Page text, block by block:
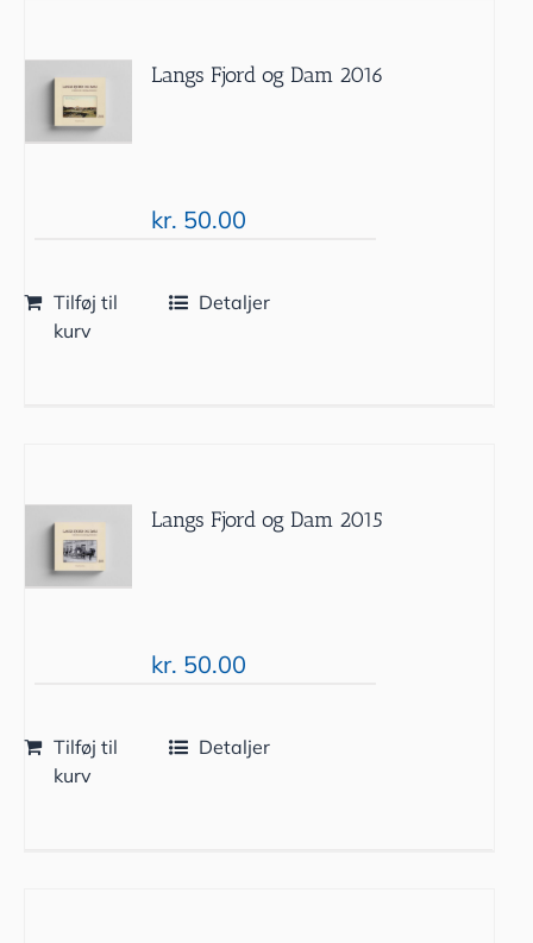
Langs Fjord og Dam 2016
kr. 50.00
Tilføj til
kurv
Detaljer
Langs Fjord og Dam 2015
kr. 50.00
Tilføj til
kurv
Detaljer